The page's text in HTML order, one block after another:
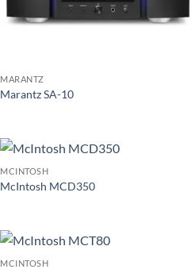
MARANTZ
Marantz SA-10
MCINTOSH
McIntosh MCD350
MCINTOSH